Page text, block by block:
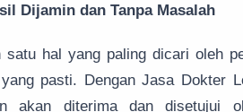
Dijamin dan Tanpa Masalah
satu hal yang paling dicari oleh
pasti. Dengan Jasa Dokter
akan diterima dan disetujui